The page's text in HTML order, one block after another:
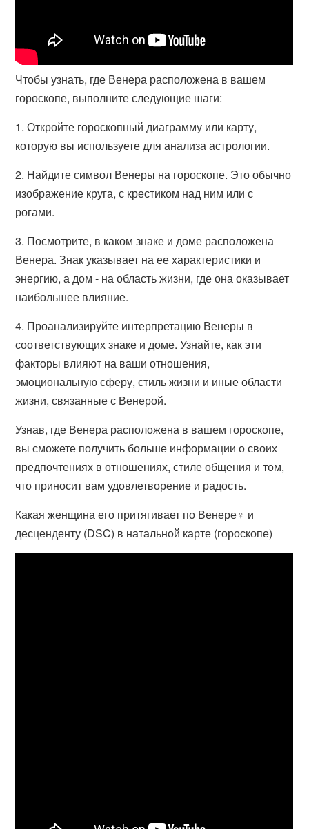
Чтобы узнать, где Венера расположена в вашем
гороскопе, выполните следующие шаги:
1. Откройте гороскопный диаграмму или карту,
которую вы используете для анализа астрологии.
2. Найдите символ Венеры на гороскопе. Это обычно
изображение круга, с крестиком над ним или с
рогами.
3. Посмотрите, в каком знаке и доме расположена
Венера. Знак указывает на ее характеристики и
энергию, а дом - на область жизни, где она оказывает
наибольшее влияние.
4. Проанализируйте интерпретацию Венеры в
соответствующих знаке и доме. Узнайте, как эти
факторы влияют на ваши отношения,
эмоциональную сферу, стиль жизни и иные области
жизни, связанные с Венерой.
Узнав, где Венера расположена в вашем гороскопе,
вы сможете получить больше информации о своих
предпочтениях в отношениях, стиле общения и том,
что приносит вам удовлетворение и радость.
Какая женщина его притягивает по Венере♀️ и
десценденту (DSC) в натальной карте (гороскопе)